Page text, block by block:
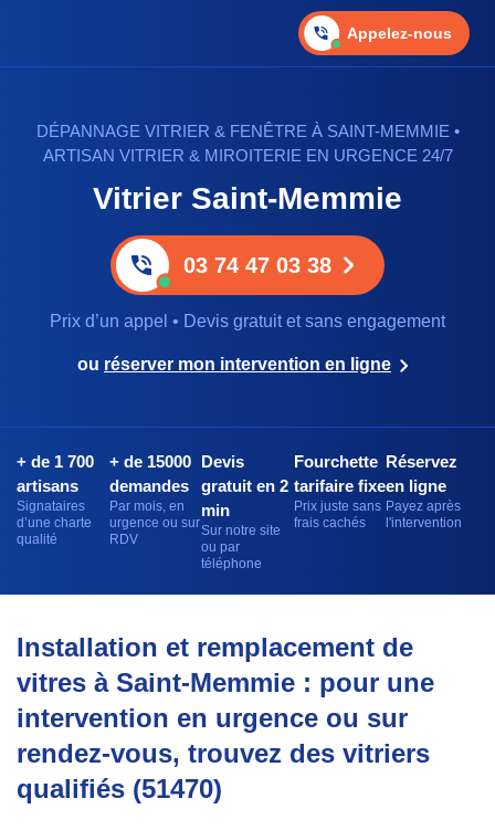
Appelez-nous
DÉPANNAGE VITRIER & FENÊTRE À SAINT-MEMMIE •
ARTISAN VITRIER & MIROITERIE EN URGENCE 24/7
Vitrier Saint-Memmie
03 74 47 03 38
Prix d’un appel • Devis gratuit et sans engagement
ou réserver mon intervention en ligne
+ de 1 700
artisans
Signataires
d’une charte
qualité
+ de 15000
demandes
Par mois, en
urgence ou sur
RDV
Devis
gratuit en 2
min
Sur notre site
ou par
téléphone
Fourchette
tarifaire fixe
Prix juste sans
frais cachés
Réservez
en ligne
Payez après
l'intervention
Installation et remplacement de
vitres à Saint-Memmie : pour une
intervention en urgence ou sur
rendez-vous, trouvez des vitriers
qualifiés (51470)